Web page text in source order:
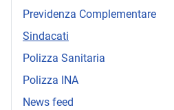
Previdenza Complementare
Sindacati
Polizza Sanitaria
Polizza INA
News feed